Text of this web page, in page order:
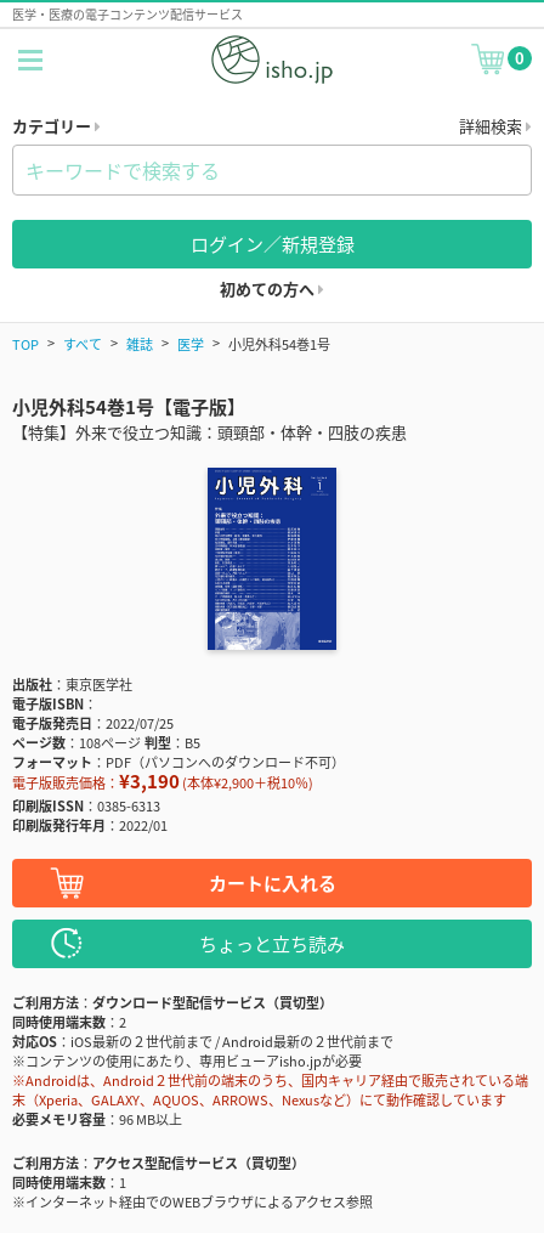
医学・医療の電子コンテンツ配信サービス
0
カテゴリー 詳細検索
ログイン／新規登録
初めての方へ
TOP すべて 雑誌 医学 小児外科54巻1号
小児外科54巻1号【電子版】
【特集】外来で役立つ知識：頭頸部・体幹・四肢の疾患
出版社
東京医学社
電子版ISBN
電子版発売日
2022/07/25
ページ数
108ページ判型
B5
フォーマット
PDF（パソコンへのダウンロード不可）
電子版販売価格： ¥3,190(本体¥2,900＋税10％)
印刷版ISSN
0385-6313
印刷版発行年月
2022/01
カートに入れる
ちょっと立ち読み
ご利用方法
ダウンロード型配信サービス（買切型）
同時使用端末数
2
対応OS
iOS最新の２世代前まで / Android最新の２世代前まで
※コンテンツの使用にあたり、専用ビューアisho.jpが必要
※Androidは、Android２世代前の端末のうち、国内キャリア経由で販売されている端
末（Xperia、GALAXY、AQUOS、ARROWS、Nexusなど）にて動作確認しています
必要メモリ容量
96 MB以上
ご利用方法
アクセス型配信サービス（買切型）
同時使用端末数
1
※インターネット経由でのWEBブラウザによるアクセス参照